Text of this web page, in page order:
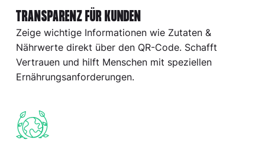
TRANSPARENZ FÜR KUNDEN
Zeige wichtige Informationen wie Zutaten &
Nährwerte direkt über den QR-Code. Schafft
Vertrauen und hilft Menschen mit speziellen
Ernährungsanforderungen.